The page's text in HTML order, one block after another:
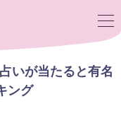
いが当たると有名
ング